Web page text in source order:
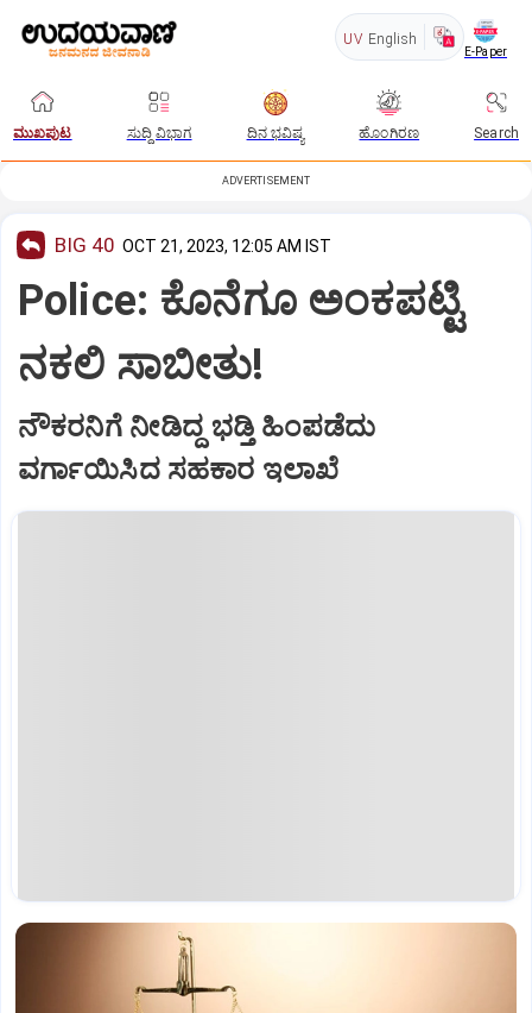
UV English
E-Paper
ಮುಖಪುಟ ಸುದ್ದಿ ವಿಭಾಗ ದಿನ ಭವಿಷ್ಯ ಹೊಂಗಿರಣ Search
ADVERTISEMENT
BIG 40 OCT 21, 2023, 12:05 AM IST
Police: ಕೊನೆಗೂ ಅಂಕಪಟ್ಟಿ
ನಕಲಿ ಸಾಬೀತು!
ನೌಕರನಿಗೆ ನೀಡಿದ್ದ ಭಡ್ತಿ ಹಿಂಪಡೆದು
ವರ್ಗಾಯಿಸಿದ ಸಹಕಾರ ಇಲಾಖೆ